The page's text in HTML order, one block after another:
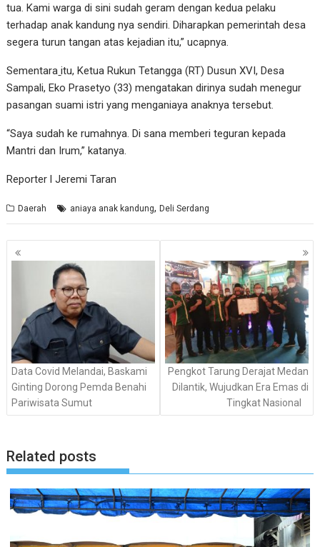
tua. Kami warga di sini sudah geram dengan kedua pelaku
terhadap anak kandung nya sendiri. Diharapkan pemerintah desa
segera turun tangan atas kejadian itu,” ucapnya.
Sementara itu, Ketua Rukun Tetangga (RT) Dusun XVI, Desa
Sampali, Eko Prasetyo (33) mengatakan dirinya sudah menegur
pasangan suami istri yang menganiaya anaknya tersebut.
“Saya sudah ke rumahnya. Di sana memberi teguran kepada
Mantri dan Irum,” katanya.
Reporter l Jeremi Taran
Daerah aniaya anak kandung,Deli Serdang
Navigasi
pos
Data Covid Melandai, Baskami
Ginting Dorong Pemda Benahi
Pariwisata Sumut
Pengkot Tarung Derajat Medan
Dilantik, Wujudkan Era Emas di
Tingkat Nasional
Related posts